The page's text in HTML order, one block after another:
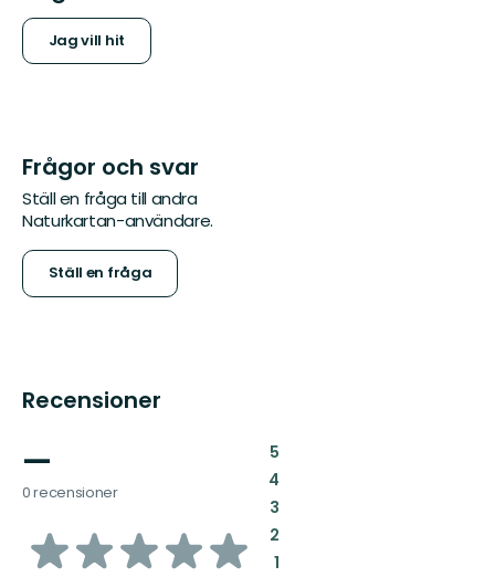
Jag vill hit
Frågor och svar
Ställ en fråga till andra
Naturkartan-användare.
Ställ en fråga
Recensioner
—
0 recensioner
av
5:
4:
3:
2:
1: